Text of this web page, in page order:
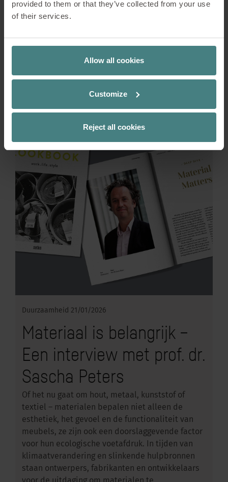
provided to them or that they’ve collected from your use
of their services.
Allow all cookies
Customize
Reject all cookies
transformeert. Ontdek hoe Sedus de ecologische
voetafdruk van zijn producten verkleint door PET-
Duurzaamheid 21/01/2026
Materiaal is belangrijk –
Een interview met prof. dr.
Sascha Peters
Of het nu gaat om hout, metaal, kunststof of
textiel – materialen bepalen niet alleen de
esthetiek, het gevoel en de functionaliteit van
meubels, ze zijn ook een doorslaggevende factor
voor hun ecologische voetafdruk. In tijden van
klimaatverandering en slinkende hulpbronnen
staan ontwerpers, fabrikanten en ontwikkelaars